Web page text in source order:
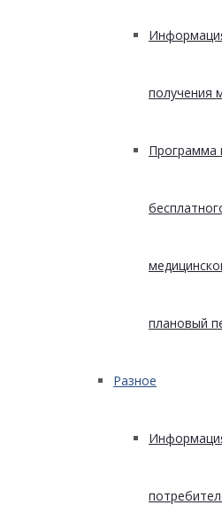
получения
Программа
плановый
Разное